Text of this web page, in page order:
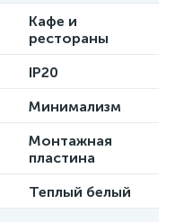
Кафе и
рестораны
IP20
Минимализм
Монтажная
пластина
Теплый белый